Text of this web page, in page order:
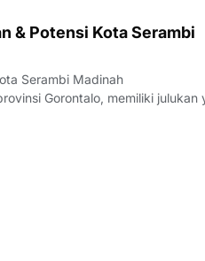
& Potensi Kota Serambi
Serambi Madinah